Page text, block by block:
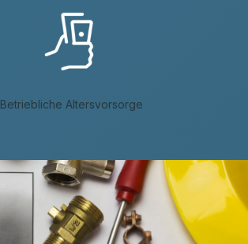
Betriebliche Altersvorsorge